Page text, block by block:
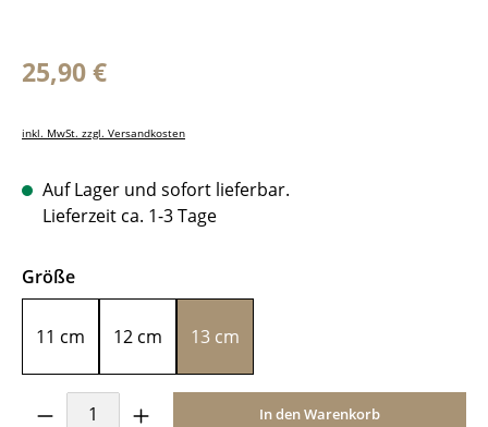
Regulärer Preis:
25,90 €
inkl. MwSt. zzgl. Versandkosten
Auf Lager und sofort lieferbar.
Lieferzeit ca. 1-3 Tage
Größeauswählen
11 cm 12 cm 13 cm
Produkt Anzahl: Gib den gewünschten
In den Warenkorb